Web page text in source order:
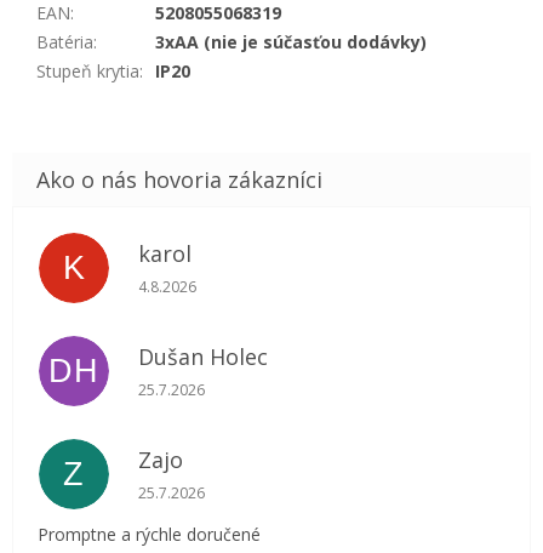
EAN:
5208055068319
Batéria:
3xAA (nie je súčasťou dodávky)
Stupeň krytia: IP20
K karol
Hodnotenie obchodu je 5 z 5 hviezdičiek.
4.8.2026
DH Dušan Holec
Hodnotenie obchodu je 5 z 5 hviezdičiek.
25.7.2026
Z Zajo
Hodnotenie obchodu je 5 z 5 hviezdičiek.
25.7.2026
Promptne a rýchle doručené